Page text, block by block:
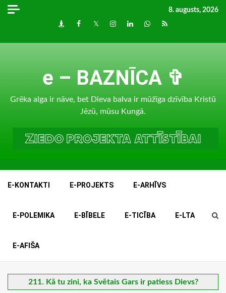
Skip
8. augusts, 2026
DraugiemFacebook
TwitterInstagram
LinkedInwhatsapp
RSS
e – BAZNĪCA ✞
Grēka alga ir nāve, bet Dieva balva ir mūžīga dzīvība Kristū
Jēzū, mūsu Kungā.
E-KONTAKTI E-PROJEKTS E-ARHĪVS
E-POLEMIKA E-BĪBELE E-TICĪBA E-LTA
E-AFIŠA
211. Kā tu zini, ka Svētais Gars ir patiess Dievs?